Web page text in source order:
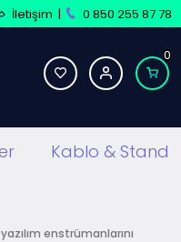
İletişim | 0 850 255 87 78
0
Kablo & Stand
enstrümanlarını